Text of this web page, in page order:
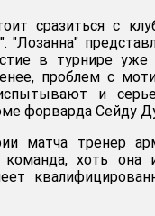
сразиться с
"Лозанна"
в турнире
проблем с
и
форварда Сейду
матча тренер
хоть она